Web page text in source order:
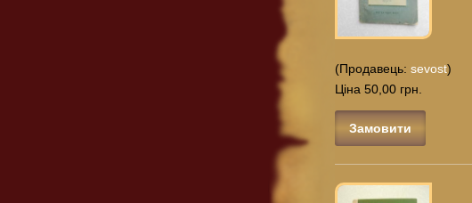
(Продавець:sevost)
Ціна 50,00 грн.
Замовити